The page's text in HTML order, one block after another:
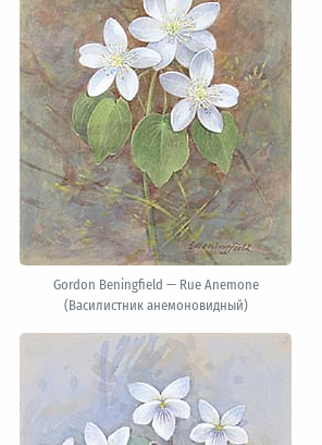
Gordon Beningfield — Rue Anemone
(Василистник анемоновидный)